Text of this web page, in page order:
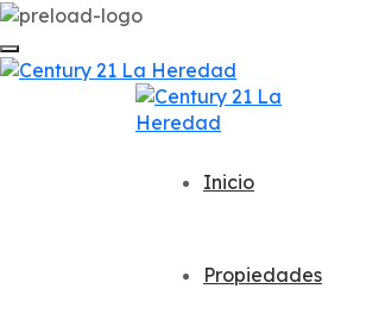
Inicio
Propiedades